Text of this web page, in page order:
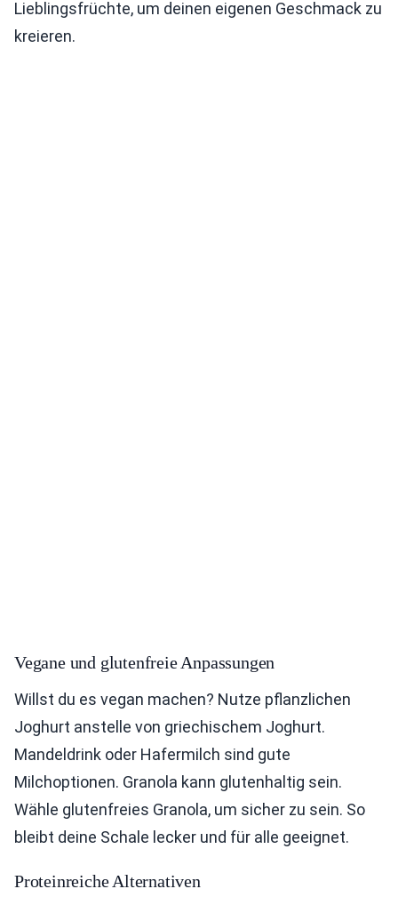
Lieblingsfrüchte, um deinen eigenen Geschmack zu
kreieren.
Vegane und glutenfreie Anpassungen
Willst du es vegan machen? Nutze pflanzlichen
Joghurt anstelle von griechischem Joghurt.
Mandeldrink oder Hafermilch sind gute
Milchoptionen. Granola kann glutenhaltig sein.
Wähle glutenfreies Granola, um sicher zu sein. So
bleibt deine Schale lecker und für alle geeignet.
Proteinreiche Alternativen